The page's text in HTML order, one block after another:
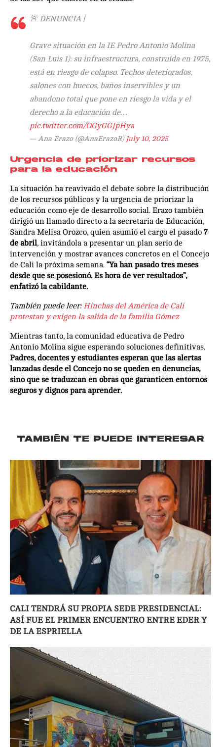
🚨 DENUNCIA |
Grave situación en la IE Pedro Antonio Molina
(San Luis 1): su infraestructura, construida en 1975,
está en riesgo de colapso. Techos deteriorados,
salones con huecos, baños inservibles y un
abandono total que pone en riesgo la vida y el
derecho a la educación de…
pic.twitter.com/OGyGGJpHya
— Ana Erazo (@AnaErazoR) July 10, 2025
Urgencia de priorizar recursos
para la educación
La situación ha reavivado el debate sobre la distribución
de los recursos públicos y la urgencia de priorizar la
educación como eje de desarrollo social. Erazo también
dirigió un llamado directo a la secretaria de Educación,
Sandra Melisa Orozco, quien asumió el cargo el pasado 7
de abril, invitándola a presentar un plan serio de
intervención y mostrar avances concretos en el Concejo
de Cali la próxima semana. “Ya han pasado tres meses
desde que se posesionó. Es hora de ver resultados”,
enfatizó la cabildante.
También puede leer:Hinchas del América de Cali
protestan y exigen la salida de la familia Gómez
Mientras tanto, la comunidad educativa de Pedro
Antonio Molina sigue esperando soluciones definitivas.
Padres, docentes y estudiantes esperan que las alertas
lanzadas desde el Concejo no se queden en denuncias,
sino que se traduzcan en obras que garanticen entornos
seguros y dignos para aprender.
TAMBIÉN TE PUEDE INTERESAR
CALI TENDRÁ SU PROPIA SEDE PRESIDENCIAL:
ASÍ FUE EL PRIMER ENCUENTRO ENTRE EDER Y
DE LA ESPRIELLA